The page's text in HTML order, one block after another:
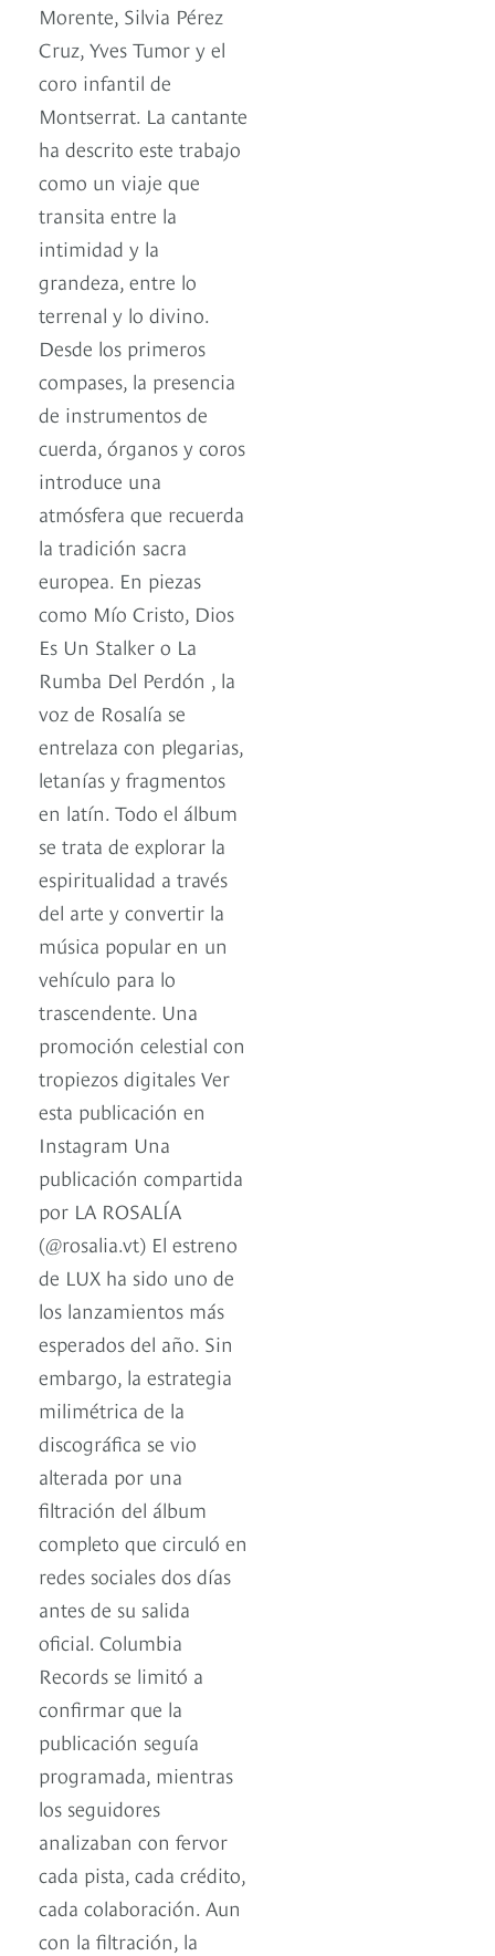
Morente, Silvia Pérez
Cruz, Yves Tumor y el
coro infantil de
Montserrat. La cantante
ha descrito este trabajo
como un viaje que
transita entre la
intimidad y la
grandeza, entre lo
terrenal y lo divino.
Desde los primeros
compases, la presencia
de instrumentos de
cuerda, órganos y coros
introduce una
atmósfera que recuerda
la tradición sacra
europea. En piezas
como Mío Cristo, Dios
Es Un Stalker o La
Rumba Del Perdón , la
voz de Rosalía se
entrelaza con plegarias,
letanías y fragmentos
en latín. Todo el álbum
se trata de explorar la
espiritualidad a través
del arte y convertir la
música popular en un
vehículo para lo
trascendente. Una
promoción celestial con
tropiezos digitales Ver
esta publicación en
Instagram Una
publicación compartida
por LA ROSALÍA
(@rosalia.vt) El estreno
de LUX ha sido uno de
los lanzamientos más
esperados del año. Sin
embargo, la estrategia
milimétrica de la
discográfica se vio
alterada por una
filtración del álbum
completo que circuló en
redes sociales dos días
antes de su salida
oficial. Columbia
Records se limitó a
confirmar que la
publicación seguía
programada, mientras
los seguidores
analizaban con fervor
cada pista, cada crédito,
cada colaboración. Aun
con la filtración, la